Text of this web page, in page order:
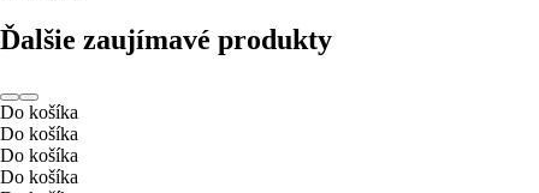
Ďalšie zaujímavé produkty
Do košíka
Do košíka
Do košíka
Do košíka